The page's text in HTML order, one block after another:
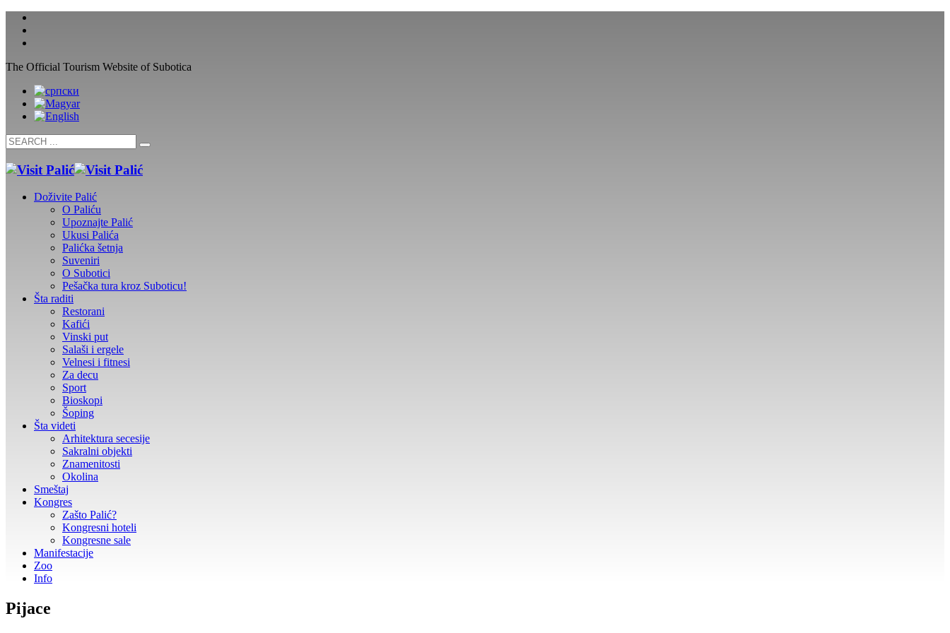
The Official Tourism Website of Subotica
Doživite Palić
O Paliću
Upoznajte Palić
Ukusi Palića
Palićka šetnja
Suveniri
O Subotici
Pešačka tura kroz Suboticu!
Šta raditi
Restorani
Kafići
Vinski put
Salaši i ergele
Velnesi i fitnesi
Za decu
Sport
Bioskopi
Šoping
Šta videti
Arhitektura secesije
Sakralni objekti
Znamenitosti
Okolina
Smeštaj
Kongres
Zašto Palić?
Kongresni hoteli
Kongresne sale
Manifestacije
Zoo
Info
Pijace